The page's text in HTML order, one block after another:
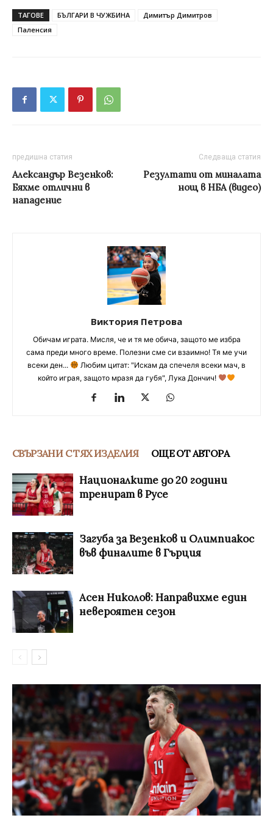
ТАГОВЕ БЪЛГАРИ В ЧУЖБИНА
Димитър Димитров
Паленсия
предишна статия
Александър Везенков:
Бяхме отлични в
нападение
Следваща статия
Резултати от миналата
нощ в НБА (видео)
Виктория Петрова
Обичам играта. Мисля, че и тя ме обича, защото ме избра
сама преди много време. Полезни сме си взаимно! Тя ме учи
всеки ден...
Любим цитат: "Искам да спечеля всеки мач, в
който играя, защото мразя да губя", Лука Дончич!
СВЪРЗАНИ С ТЯХ ИЗДЕЛИЯ ОЩЕ ОТ АВТОРА
Националките до 20 години
тренират в Русе
Загуба за Везенков и Олимпиакос
във финалите в Гърция
Асен Николов: Направихме един
невероятен сезон